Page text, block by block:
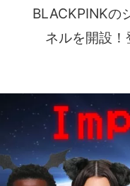
BLACKPINKの
ネルを開設